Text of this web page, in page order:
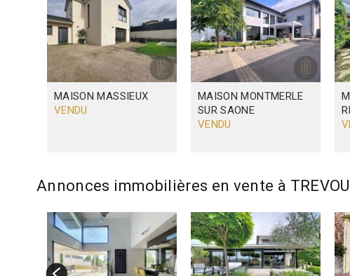
MAISON MASSIEUX
VENDU
MAISON MONTMERLE
SUR SAONE
VENDU
Annonces immobilières en vente à